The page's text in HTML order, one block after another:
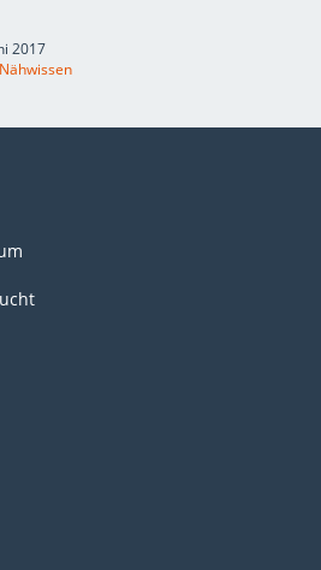
2017